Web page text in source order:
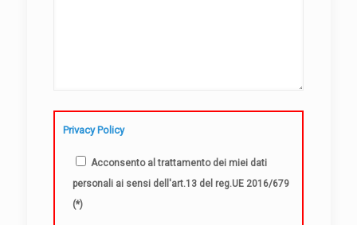
Privacy Policy
Acconsento al trattamento dei miei dati
personali ai sensi dell'art.13 del reg.UE 2016/679
(*)